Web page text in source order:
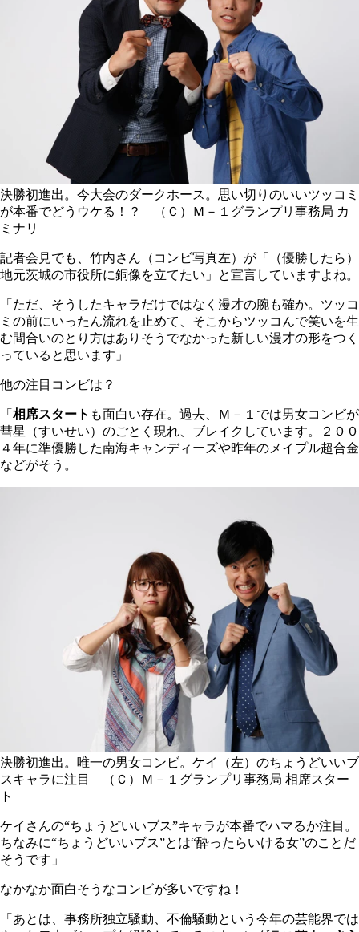
決勝初進出。今大会のダークホース。思い切りのいいツッコミ
が本番でどうウケる！？ （Ｃ）Ｍ－１グランプリ事務局 カ
ミナリ
記者会見でも、竹内さん（コンビ写真左）が「（優勝したら）
地元茨城の市役所に銅像を立てたい」と宣言していますよね。
「ただ、そうしたキャラだけではなく漫才の腕も確か。ツッコ
ミの前にいったん流れを止めて、そこからツッコんで笑いを生
む間合いのとり方はありそうでなかった新しい漫才の形をつく
っていると思います」
他の注目コンビは？
「 相席スタート も面白い存在。過去、Ｍ－１では男女コンビが
彗星（すいせい）のごとく現れ、ブレイクしています。２００
４年に準優勝した南海キャンディーズや昨年のメイプル超合金
などがそう。
決勝初進出。唯一の男女コンビ。ケイ（左）のちょうどいいブ
スキャラに注目 （Ｃ）Ｍ－１グランプリ事務局 相席スター
ト
ケイさんの“ちょうどいいブス”キャラが本番でハマるか注目。
ちなみに“ちょうどいいブス”とは“酔ったらいける女”のことだ
そうです」
なかなか面白そうなコンビが多いですね！
「あとは、事務所独立騒動、不倫騒動という今年の芸能界では